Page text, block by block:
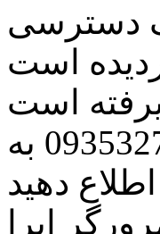
دسترسی
است
است
مراتب این مسئله را از طریق شماره تلفن 09353273300 به
دهید
اپرا